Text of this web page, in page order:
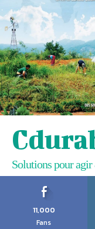
Solutions pour
11,000
Fans